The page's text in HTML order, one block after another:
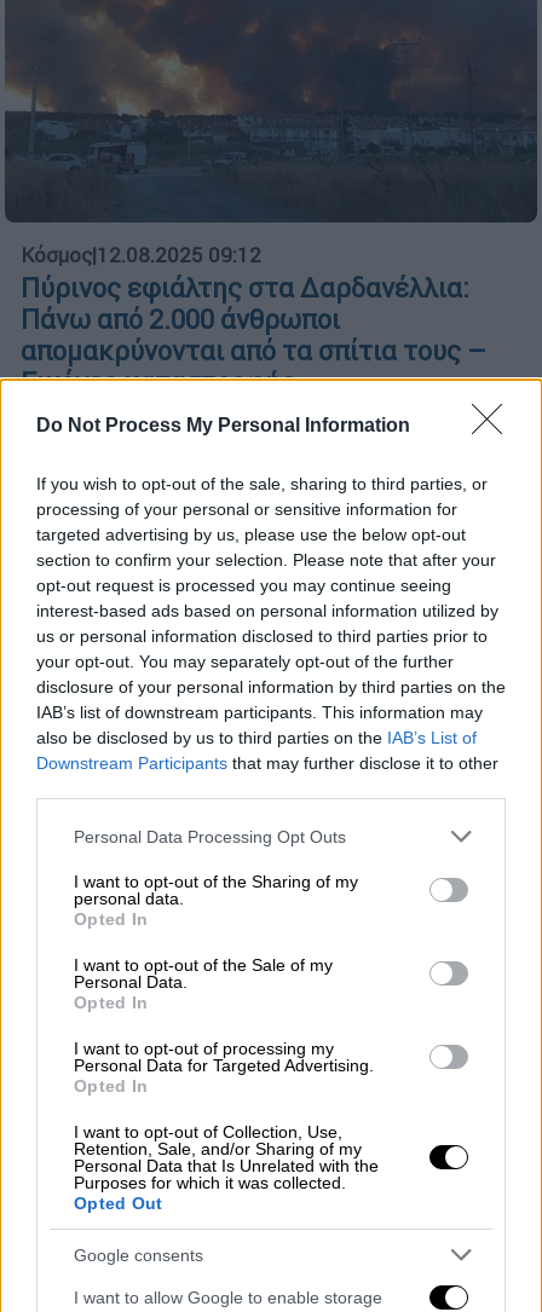
Do Not Process My Personal Information
If you wish to opt-out of the sale, sharing to third parties, or
processing of your personal or sensitive information for
targeted advertising by us, please use the below opt-out
section to confirm your selection. Please note that after your
opt-out request is processed you may continue seeing
interest-based ads based on personal information utilized by
us or personal information disclosed to third parties prior to
your opt-out. You may separately opt-out of the further
disclosure of your personal information by third parties on the
IAB’s list of downstream participants. This information may
also be disclosed by us to third parties on the IAB’s List of
Downstream Participants that may further disclose it to other
Please note that this website/app uses one or more Google
not limited to your visit or usage behaviour. You may click to
grant or deny consent to Google and its third-party tags to
use your data for below specified purposes in below Google
consent section.
Personal Data Processing Opt Outs
I want to opt-out of the Sharing of my
personal data.
Opted In
I want to opt-out of the Sale of my
Personal Data.
Opted In
I want to opt-out of processing my
Personal Data for Targeted Advertising.
Opted In
I want to opt-out of Collection, Use,
Retention, Sale, and/or Sharing of my
Personal Data that Is Unrelated with the
Purposes for which it was collected.
Opted Out
Google consents
I want to allow Google to enable storage
Κόσμος|12.08.2025 09:12
Πύρινος εφιάλτης στα Δαρδανέλλια:
Πάνω από 2.000 άνθρωποι
απομακρύνονται από τα σπίτια τους –
Εικόνες καταστροφής
Τρία χωριά εκκενώθηκαν
Κόσμος 03.08.2025 22:36
Περισσότεροι από 50 άνθρωποι
απήχθησαν από «ληστές» στη Νιγηρία –
Οι ανησυχίες των Αρχών
Οι πολιτείες είναι τρομοκρατημένοι